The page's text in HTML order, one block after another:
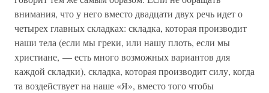
внимания, что у него вместо двадцати двух речь идет о
четырех главных складках: складка, которая производит
наши тела (если мы греки, или нашу плоть, если мы
христиане, — есть много возможных вариантов для
каждой складки), складка, которая производит силу, когда
та воздействует на наше «Я», вместо того чтобы